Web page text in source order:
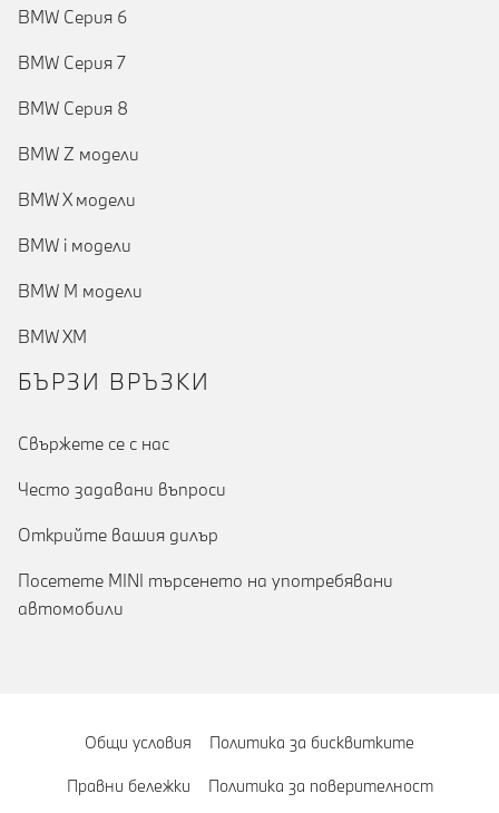
BMW Серия 6
BMW Серия 7
BMW Серия 8
BMW Z модели
BMW X модели
BMW i модели
BMW M модели
BMW XM
БЪРЗИ ВРЪЗКИ
Cвържете се с нас
Често задавани въпроси
Открийте вашия дилър
Посетете MINI търсенето на употребявани
автомобили
Общи условия Политика за бисквитките
Правни бележки Политика за поверителност